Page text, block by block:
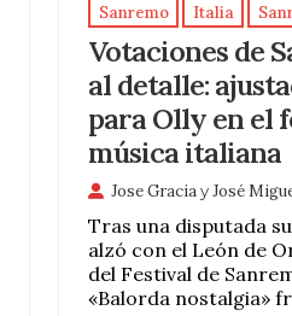
Sanremo Italia
Votaciones de
al detalle:
para Olly en el
música italiana
Jose GraciayJosé
Tras una disputada
alzó con el León de
del Festival de
«Balorda nostalgia»